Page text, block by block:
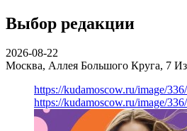
Выбор редакции
2026-08-22
Москва, Аллея Большого Круга, 7
https://kudamoscow.ru/image/
https://kudamoscow.ru/image/